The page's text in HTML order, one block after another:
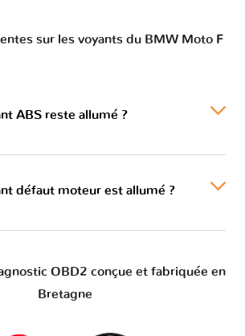
sur les voyants du BMW Moto F
ABS reste allumé ?
défaut moteur est allumé ?
OBD2 conçue et fabriquée en
Bretagne